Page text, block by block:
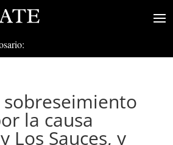
sobreseimiento
la causa
Los Sauces, y